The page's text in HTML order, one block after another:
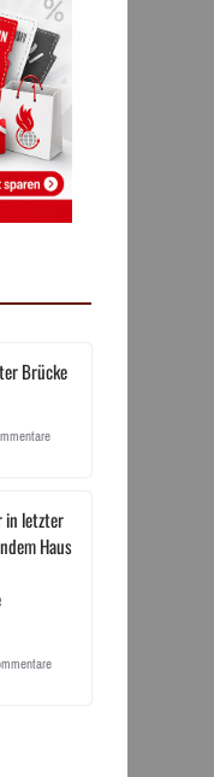
Brücke
in letzter
Haus